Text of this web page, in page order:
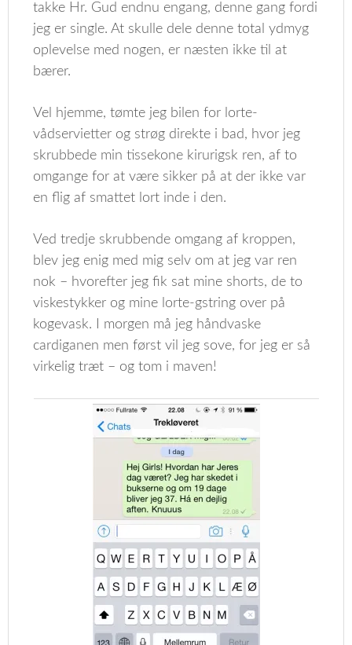
takke Hr. Gud endnu engang, denne gang fordi
jeg er single. At skulle dele denne total ydmyg
oplevelse med nogen, er næsten ikke til at
bærer.
Vel hjemme, tømte jeg bilen for lorte-
vådservietter og strøg direkte i bad, hvor jeg
skrubbede min tissekone kirurigsk ren, af to
omgange for at være sikker på at der ikke var
en flig af smattet lort inde i den.
Ved tredje skrubbende omgang af kroppen,
blev jeg enig med mig selv om at jeg var ren
nok – hvorefter jeg fik sat mine shorts, de to
viskestykker og mine lorte-gstring over på
kogevask. I morgen må jeg håndvaske
cardiganen men først vil jeg sove, for jeg er så
virkelig træt – og tom i maven!